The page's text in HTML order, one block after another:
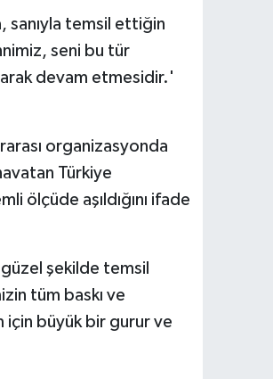
sanıyla temsil ettiğin
seni bu tür
devam etmesidir.'
organizasyonda
Türkiye
ölçüde aşıldığını ifade
şekilde temsil
tüm baskı ve
için büyük bir gurur ve